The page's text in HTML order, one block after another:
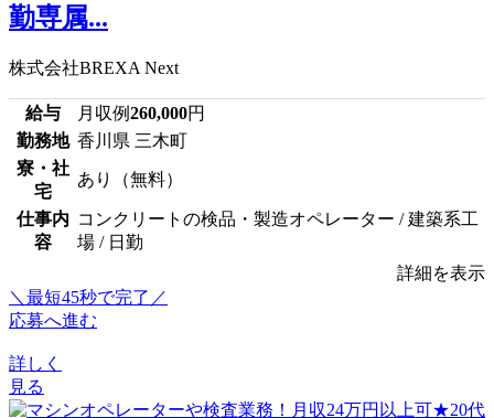
勤専属...
株式会社BREXA Next
給与 月収例260,000円
勤務地 香川県 三木町
寮・社
宅
あり（無料）
仕事内
容
コンクリートの検品・製造オペレーター / 建築系工
場 / 日勤
詳細を表示
＼最短45秒で完了／
応募へ進む
詳しく
見る